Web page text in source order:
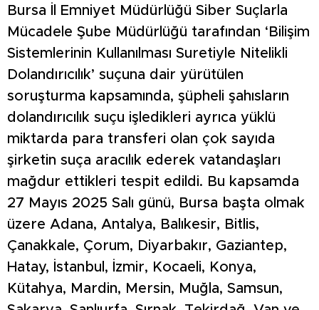
Bursa İl Emniyet Müdürlüğü Siber Suçlarla
Mücadele Şube Müdürlüğü tarafından ‘Bilişim
Sistemlerinin Kullanılması Suretiyle Nitelikli
Dolandırıcılık’ suçuna dair yürütülen
soruşturma kapsamında, şüpheli şahısların
dolandırıcılık suçu işledikleri ayrıca yüklü
miktarda para transferi olan çok sayıda
şirketin suça aracılık ederek vatandaşları
mağdur ettikleri tespit edildi. Bu kapsamda
27 Mayıs 2025 Salı günü, Bursa başta olmak
üzere Adana, Antalya, Balıkesir, Bitlis,
Çanakkale, Çorum, Diyarbakır, Gaziantep,
Hatay, İstanbul, İzmir, Kocaeli, Konya,
Kütahya, Mardin, Mersin, Muğla, Samsun,